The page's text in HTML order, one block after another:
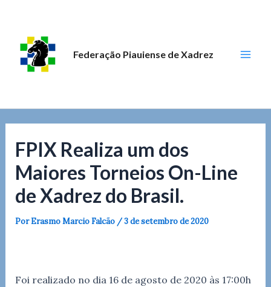
conteúdo
Federação Piauiense de Xadrez
FPIX Realiza um dos
Maiores Torneios On-Line
de Xadrez do Brasil.
PorErasmo Marcio Falcão /3 de setembro de 2020
Foi realizado no dia 16 de agosto de 2020 às 17:00h